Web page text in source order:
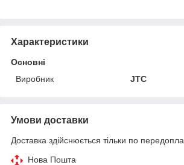
Характеристики
Основні
Виробник
JTC
Умови доставки
Доставка здійснюється тільки по
Нова Пошта